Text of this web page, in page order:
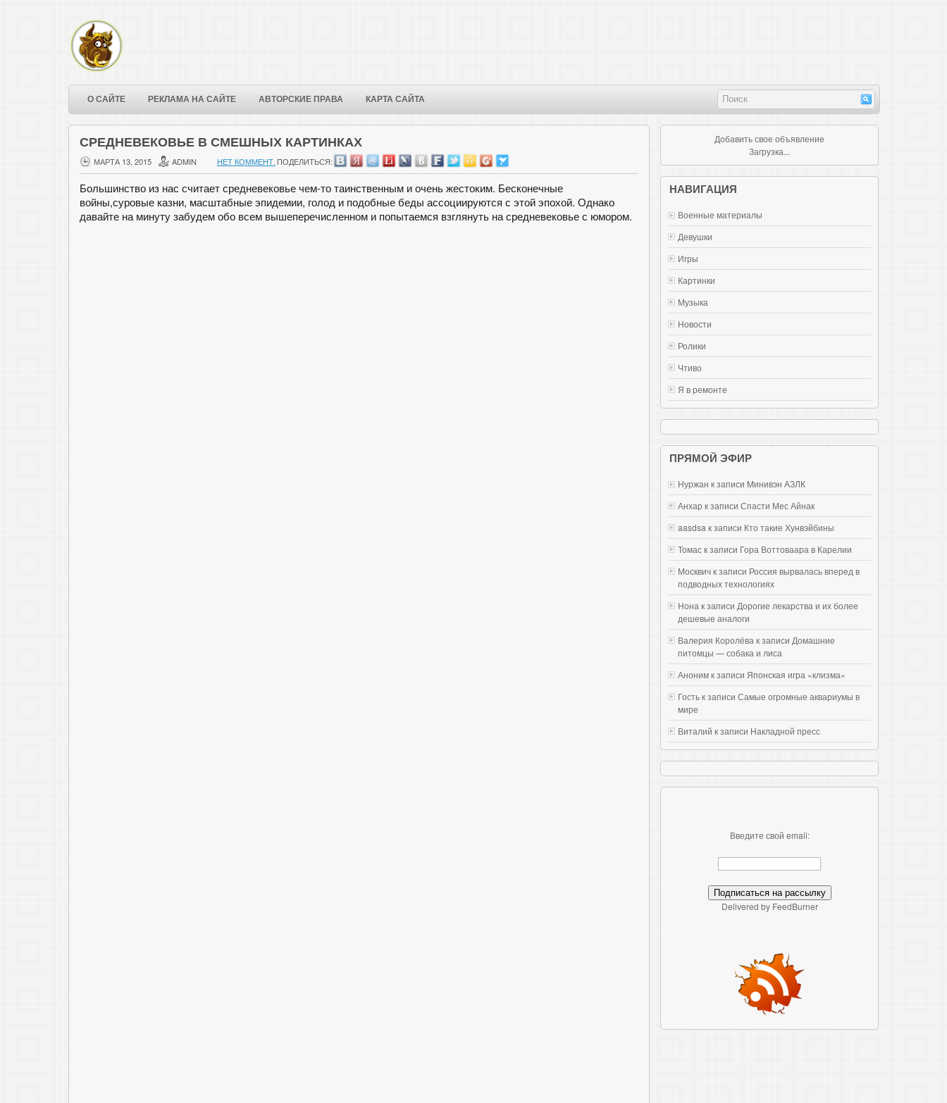
О САЙТЕ РЕКЛАМА НА САЙТЕ АВТОРСКИЕ ПРАВА КАРТА САЙТА
СРЕДНЕВЕКОВЬЕ В СМЕШНЫХ КАРТИНКАХ
МАРТА 13, 2015 ADMIN НЕТ КОММЕНТ. ПОДЕЛИТЬСЯ:
Большинство из нас считает средневековье чем-то таинственным и очень жестоким. Бесконечные
войны,суровые казни, масштабные эпидемии, голод и подобные беды ассоциируются с этой эпохой. Однако
давайте на минуту забудем обо всем вышеперечисленном и попытаемся взглянуть на средневековье с юмором.
Добавить свое объявление
Загрузка...
НАВИГАЦИЯ
Военные материалы
Девушки
Игры
Картинки
Музыка
Новости
Ролики
Чтиво
Я в ремонте
ПРЯМОЙ ЭФИР
Нуржан к записи Mинивэн АЗЛК
Анхар к записи Спасти Мес Айнак
aasdsa к записи Кто такие Хунвэйбины
Томас к записи Гора Воттоваара в Карелии
Москвич к записи Россия вырвалась вперед в
подводных технологиях
Нона к записи Дорогие лекарства и их более
дешевые аналоги
Валерия Королёва к записи Домашние
питомцы — собака и лиса
Аноним к записи Японская игра «клизма»
Гость к записи Самые огромные аквариумы в
мире
Виталий к записи Накладной пресс
Введите свой email:
Delivered by FeedBurner